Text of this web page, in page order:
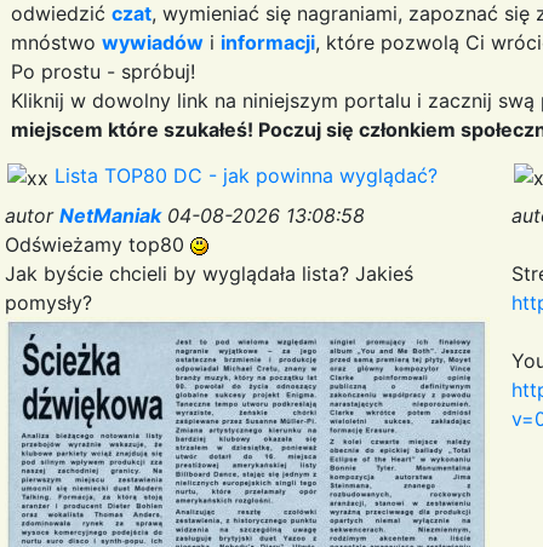
odwiedzić czat, wymieniać się nagraniami, zapoznać się
mnóstwo wywiadów i informacji, które pozwolą Ci
Po prostu - spróbuj!
Kliknij w dowolny link na niniejszym portalu i zacznij
miejscem które szukałeś! Poczuj się członkiem
Lista TOP80 DC - jak powinna wyglądać?
autor NetManiak04-08-2026 13:08:58
Odświeżamy top80
Jak byście chcieli by wyglądała lista? Jakieś
pomysły?